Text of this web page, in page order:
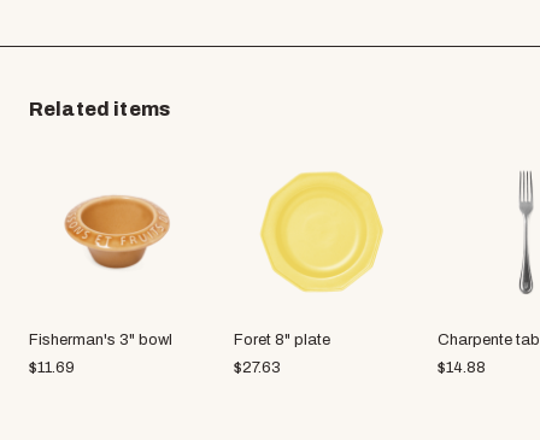
Related items
Fisherman's 3" bowl
$11.69
Foret 8" plate
$27.63
Charpente
$14.88